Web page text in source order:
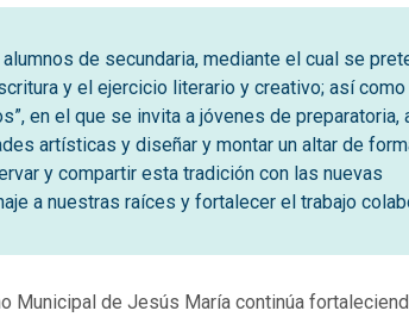
alumnos de secundaria, mediante el cual se
y el ejercicio literario y creativo; así
en el que se invita a jóvenes de preparatoria,
artísticas y diseñar y montar un altar de
y compartir esta tradición con las nuevas
a nuestras raíces y fortalecer el trabajo
Municipal de Jesús María continúa